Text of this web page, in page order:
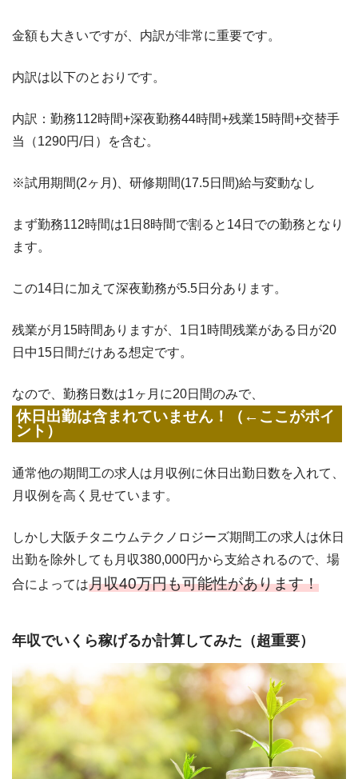
金額も大きいですが、内訳が非常に重要です。
内訳は以下のとおりです。
内訳：勤務112時間+深夜勤務44時間+残業15時間+交替手
当（1290円/日）を含む。
※試用期間(2ヶ月)、研修期間(17.5日間)給与変動なし
まず勤務112時間は1日8時間で割ると14日での勤務となり
ます。
この14日に加えて深夜勤務が5.5日分あります。
残業が月15時間ありますが、1日1時間残業がある日が20
日中15日間だけある想定です。
なので、勤務日数は1ヶ月に20日間のみで、
休日出勤は含まれていません！（←ここがポイ
ント）
通常他の期間工の求人は月収例に休日出勤日数を入れて、
月収例を高く見せています。
しかし大阪チタニウムテクノロジーズ期間工の求人は休日
出勤を除外しても月収380,000円から支給されるので、場
合によっては月収40万円も可能性があります！
年収でいくら稼げるか計算してみた（超重要）